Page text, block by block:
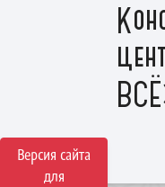
Версия сайта
для